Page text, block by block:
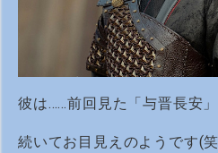
彼は……前回見た「与晋長安」
続いてお目見えのようです(